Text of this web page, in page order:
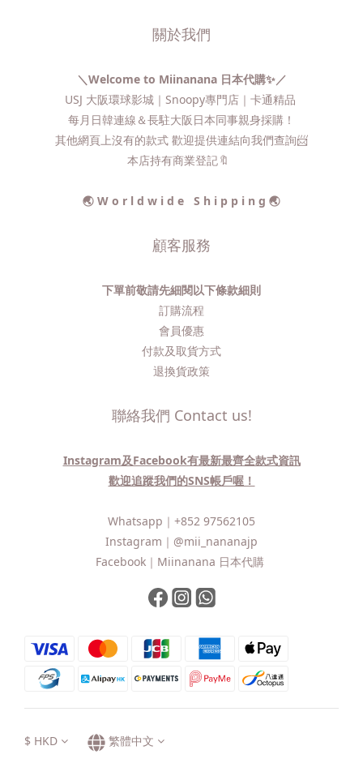
關於我們
＼Welcome to Miinanana 日本代購✨／
USJ 大阪環球影城｜Snoopy專門店｜卡通精品
每月日韓連線＆長駐大阪日本同事親身採購！
其他網頁上沒有的款式 歡迎提供連結向我們查詢📨​
本店持有商業登記🔖
🌏 W o r l d w i d e S h i p p i n g 🌏
顧客服務
下單前敬請先細閱以下條款細則
訂購流程​
會員優惠
付款及取貨方式
退換貨政策
聯絡我們 Contact us!
Instagram及Facebook有最新最齊全款式資訊
歡迎追蹤我們的SNS帳戶喔！
Whatsapp｜ +852 97562105
Instagram｜ @mii_nananajp
Facebook｜ Miinanana 日本代購
$ HKD 繁體中文